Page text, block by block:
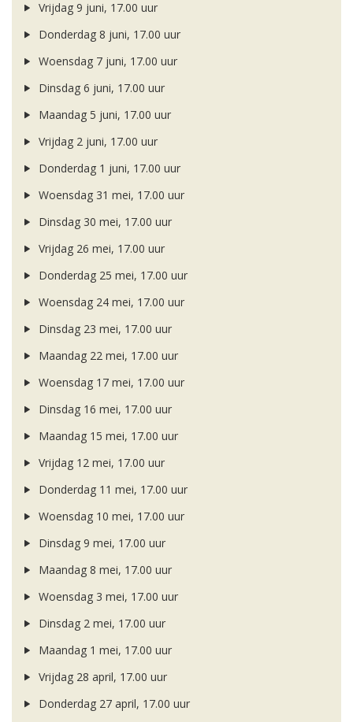
Vrijdag 9 juni, 17.00 uur
Donderdag 8 juni, 17.00 uur
Woensdag 7 juni, 17.00 uur
Dinsdag 6 juni, 17.00 uur
Maandag 5 juni, 17.00 uur
Vrijdag 2 juni, 17.00 uur
Donderdag 1 juni, 17.00 uur
Woensdag 31 mei, 17.00 uur
Dinsdag 30 mei, 17.00 uur
Vrijdag 26 mei, 17.00 uur
Donderdag 25 mei, 17.00 uur
Woensdag 24 mei, 17.00 uur
Dinsdag 23 mei, 17.00 uur
Maandag 22 mei, 17.00 uur
Woensdag 17 mei, 17.00 uur
Dinsdag 16 mei, 17.00 uur
Maandag 15 mei, 17.00 uur
Vrijdag 12 mei, 17.00 uur
Donderdag 11 mei, 17.00 uur
Woensdag 10 mei, 17.00 uur
Dinsdag 9 mei, 17.00 uur
Maandag 8 mei, 17.00 uur
Woensdag 3 mei, 17.00 uur
Dinsdag 2 mei, 17.00 uur
Maandag 1 mei, 17.00 uur
Vrijdag 28 april, 17.00 uur
Donderdag 27 april, 17.00 uur